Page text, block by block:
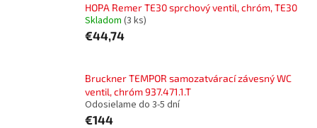
HOPA Remer TE30 sprchový ventil, chróm, TE30
Skladom (3 ks)
€44,74
Bruckner TEMPOR samozatvárací závesný WC
ventil, chróm 937.471.1.T
Odosielame do 3-5 dní
€144